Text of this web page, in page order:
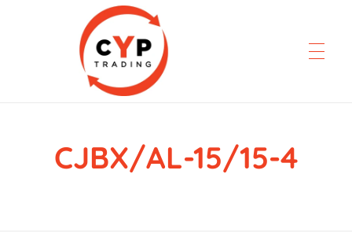
CYP Trading
Professionelle Ersatzteilbeschaffung
CJBX/AL-15/15-4